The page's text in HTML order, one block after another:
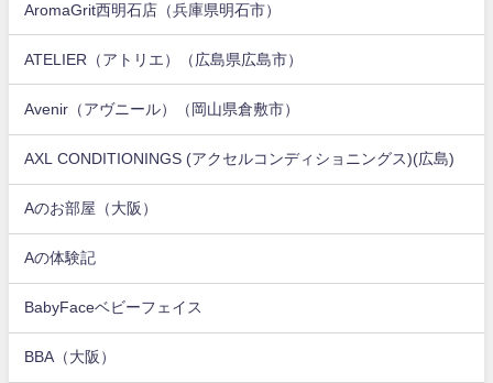
AromaGrit西明石店（兵庫県明石市）
ATELIER（アトリエ）（広島県広島市）
Avenir（アヴニール）（岡山県倉敷市）
AXL CONDITIONINGS (アクセルコンディショニングス)(広島)
Aのお部屋（大阪）
Aの体験記
BabyFaceベビーフェイス
BBA（大阪）